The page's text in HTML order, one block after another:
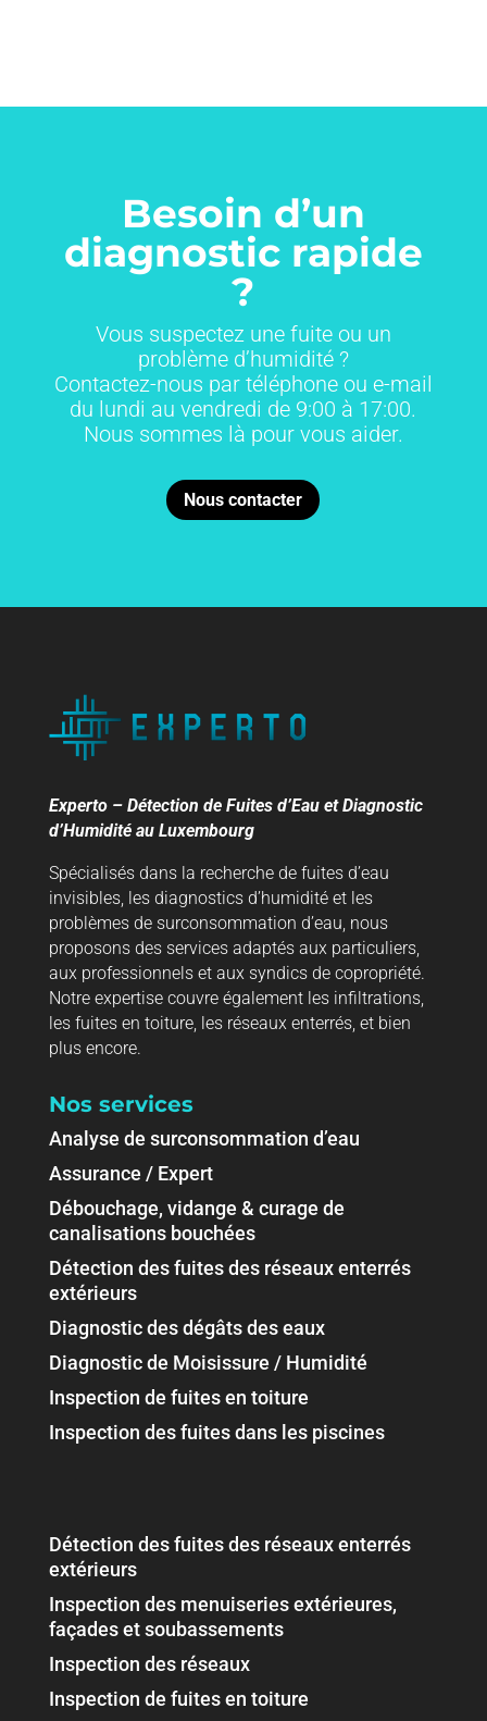
Besoin d’un
diagnostic rapide
?
Vous suspectez une fuite ou un
problème d’humidité ?
Contactez-nous par téléphone ou e-mail
du lundi au vendredi de 9:00 à 17:00.
Nous sommes là pour vous aider.
Nous contacter
Experto – Détection de Fuites d’Eau et Diagnostic
d’Humidité au Luxembourg
Spécialisés dans la recherche de fuites d’eau
invisibles, les diagnostics d’humidité et les
problèmes de surconsommation d’eau, nous
proposons des services adaptés aux particuliers,
aux professionnels et aux syndics de copropriété.
Notre expertise couvre également les infiltrations,
les fuites en toiture, les réseaux enterrés, et bien
plus encore.
Nos services
Analyse de surconsommation d’eau
Assurance / Expert
Débouchage, vidange & curage de
canalisations bouchées
Détection des fuites des réseaux enterrés
extérieurs
Diagnostic des dégâts des eaux
Diagnostic de Moisissure / Humidité
Inspection de fuites en toiture
Inspection des fuites dans les piscines
Détection des fuites des réseaux enterrés
extérieurs
Inspection des menuiseries extérieures,
façades et soubassements
Inspection des réseaux
Inspection de fuites en toiture